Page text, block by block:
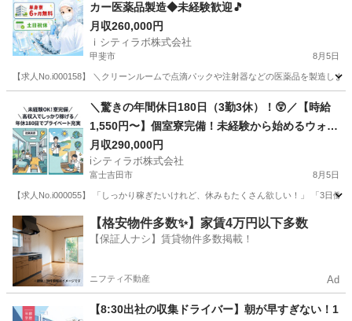
カー医薬品製造◆未経験歓迎🎵
月収260,000円
ｉシティラボ株式会社
甲斐市 8月5日
【求人No.i000158】 ＼クリーンルームで点滴パックや注射器などの医薬品を製造し
その他 未経験
＼驚きの年間休日180日（3勤3休）！😲／【時給
1,550円〜】個室寮完備！未経験から始めるウォー
ターサーバー用お水の製造・検査🚰
月収290,000円
iシティラボ株式会社
富士吉田市 8月5日
【求人No.i000055】 「しっかり稼ぎたいけれど、休みもたくさん欲しい！」 「3日
山梨 富士吉田市 その他 未経験
【格安物件多数✨】家賃4万円以下多数
【保証人ナシ】賃貸物件多数掲載！
ニフティ不動産 Ad
【8:30出社の収集ドライバー】朝が早すぎない！1